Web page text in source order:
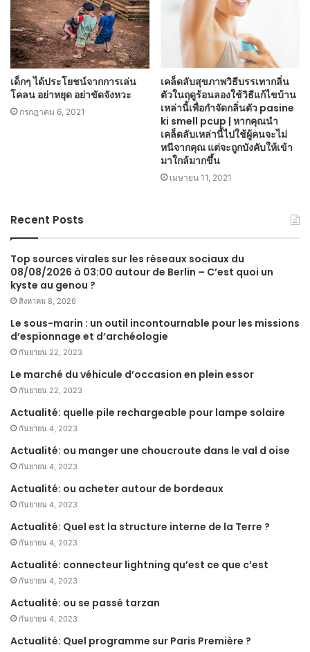
เด็กๆ ได้ประโยชน์จากการเล่น
โคลน อย่าหยุด อย่าขัดจังหวะ
กรกฎาคม 6, 2021
เคล็ดลับสุขภาพวิธีบรรเทากลิ่น
ตัวในฤดูร้อนลองใช้วิธีแก้ไขบ้าน
เหล่านี้เพื่อกำจัดกลิ่นตัว pasine
ki smell pcup | หากคุณนำ
เคล็ดลับเหล่านี้ไปใช้ผู้คนจะไม่
หนีจากคุณ แต่จะถูกบังคับให้เข้า
มาใกล้มากขึ้น
เมษายน 11, 2021
Recent Posts
Top sources virales sur les réseaux sociaux du
08/08/2026 à 03:00 autour de Berlin – C’est quoi un
kyste au genou ?
สิงหาคม 8, 2026
Le sous-marin : un outil incontournable pour les missions
d’espionnage et d’archéologie
กันยายน 22, 2023
Le marché du véhicule d’occasion en plein essor
กันยายน 22, 2023
Actualité: quelle pile rechargeable pour lampe solaire
กันยายน 4, 2023
Actualité: ou manger une choucroute dans le val d oise
กันยายน 4, 2023
Actualité: ou acheter autour de bordeaux
กันยายน 4, 2023
Actualité: Quel est la structure interne de la Terre ?
กันยายน 4, 2023
Actualité: connecteur lightning qu’est ce que c’est
กันยายน 4, 2023
Actualité: ou se passé tarzan
กันยายน 4, 2023
Actualité: Quel programme sur Paris Première ?